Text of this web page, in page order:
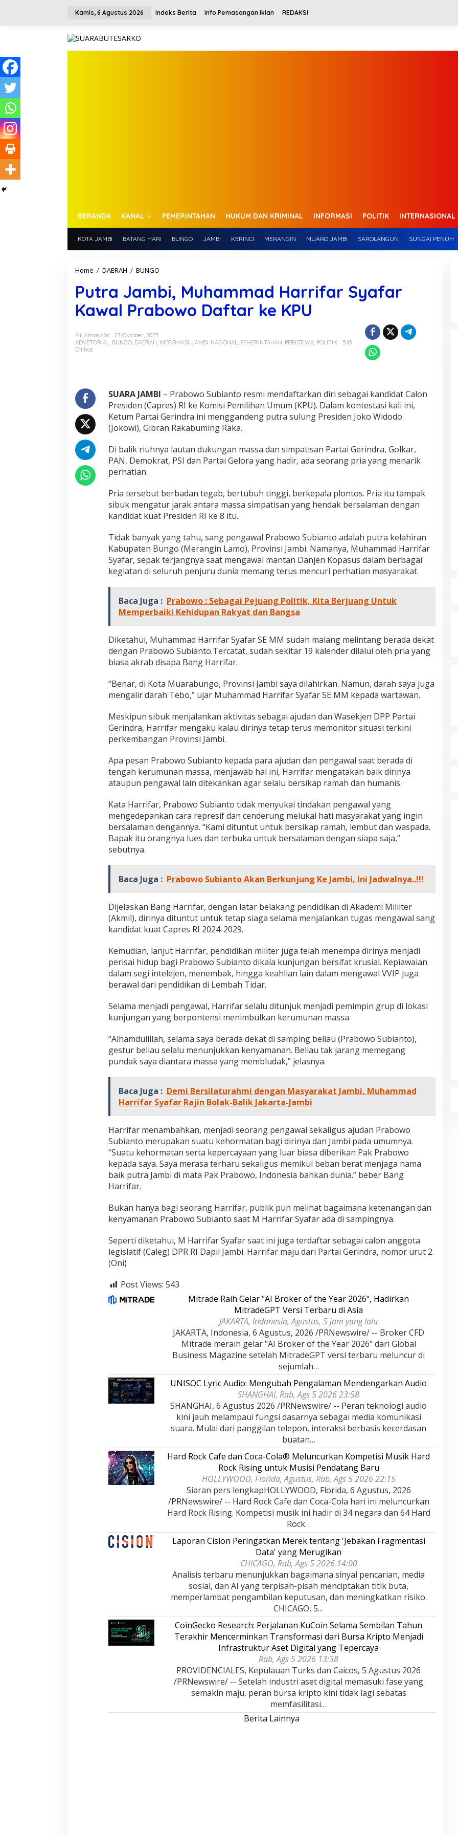
k
e
k
n
n
Kamis, 6 Agustus 2026 Indeks Berita Info Pemasangan Iklan REDAKSI
BERANDA KANAL PEMERINTAHAN HUKUM DAN KRIMINAL INFORMASI POLITIK INTERNASIONAL
KOTA JAMBI BATANG HARI BUNGO JAMBI KERINCI MERANGIN MUARO JAMBI SAROLANGUN SUNGAI PENUH
Home / DAERAH / BUNGO
t
r
a
J
b
h
a
m
m
a
a
r
f
r
S
a
f
a
r
K
a
l
a
b
o
w
D
a
a
r
k
K
U
Putra Jambi, Muhammad Harrifar Syafar
Kawal Prabowo Daftar ke KPU
Mr Azronisbs
27 Oktober, 2023
ADVETORIAL, BUNGO, DAERAH, INFORMASI, JAMBI, NASIONAL, PEMERINTAHAN, PERISTIWA, POLITIK
543
Dilihat
SUARA JAMBI – Prabowo Subianto resmi mendaftarkan diri sebagai kandidat Calon
Presiden (Capres) RI ke Komisi Pemilihan Umum (KPU). Dalam kontestasi kali ini,
Ketum Partai Gerindra ini menggandeng putra sulung Presiden Joko Widodo
(Jokowi), Gibran Rakabuming Raka.
Di balik riuhnya lautan dukungan massa dan simpatisan Partai Gerindra, Golkar,
PAN, Demokrat, PSI dan Partai Gelora yang hadir, ada seorang pria yang menarik
perhatian.
Pria tersebut berbadan tegab, bertubuh tinggi, berkepala plontos. Pria itu tampak
sibuk mengatur jarak antara massa simpatisan yang hendak bersalaman dengan
kandidat kuat Presiden RI ke 8 itu.
Tidak banyak yang tahu, sang pengawal Prabowo Subianto adalah putra kelahiran
Kabupaten Bungo (Merangin Lamo), Provinsi Jambi. Namanya, Muhammad Harrifar
Syafar, sepak terjangnya saat mengawal mantan Danjen Kopasus dalam berbagai
kegiatan di seluruh penjuru dunia memang terus mencuri perhatian masyarakat.
Baca Juga : Prabowo : Sebagai Pejuang Politik, Kita Berjuang Untuk
Memperbaiki Kehidupan Rakyat dan Bangsa
Diketahui, Muhammad Harrifar Syafar SE MM sudah malang melintang berada dekat
dengan Prabowo Subianto.Tercatat, sudah sekitar 19 kalender dilalui oleh pria yang
biasa akrab disapa Bang Harrifar.
“Benar, di Kota Muarabungo, Provinsi Jambi saya dilahirkan. Namun, darah saya juga
mengalir darah Tebo,” ujar Muhammad Harrifar Syafar SE MM kepada wartawan.
Meskipun sibuk menjalankan aktivitas sebagai ajudan dan Wasekjen DPP Partai
Gerindra, Harrifar mengaku kalau dirinya tetap terus memonitor situasi terkini
perkembangan Provinsi Jambi.
Apa pesan Prabowo Subianto kepada para ajudan dan pengawal saat berada di
tengah kerumunan massa, menjawab hal ini, Harrifar mengatakan baik dirinya
ataupun pengawal lain ditekankan agar selalu bersikap ramah dan humanis.
Kata Harrifar, Prabowo Subianto tidak menyukai tindakan pengawal yang
mengedepankan cara represif dan cenderung melukai hati masyarakat yang ingin
bersalaman dengannya. “Kami dituntut untuk bersikap ramah, lembut dan waspada.
Bapak itu orangnya lues dan terbuka untuk bersalaman dengan siapa saja,”
sebutnya.
Baca Juga : Prabowo Subianto Akan Berkunjung Ke Jambi, Ini Jadwalnya..!!!
Dijelaskan Bang Harrifar, dengan latar belakang pendidikan di Akademi Mililter
(Akmil), dirinya dituntut untuk tetap siaga selama menjalankan tugas mengawal sang
kandidat kuat Capres RI 2024-2029.
Kemudian, lanjut Harrifar, pendidikan militer juga telah menempa dirinya menjadi
perisai hidup bagi Prabowo Subianto dikala kunjungan bersifat krusial. Kepiawaian
dalam segi intelejen, menembak, hingga keahlian lain dalam mengawal VVIP juga
berawal dari pendidikan di Lembah Tidar.
Selama menjadi pengawal, Harrifar selalu ditunjuk menjadi pemimpin grup di lokasi
kunjungan yang berpontensi menimbulkan kerumunan massa.
“Alhamdulillah, selama saya berada dekat di samping beliau (Prabowo Subianto),
gestur beliau selalu menunjukkan kenyamanan. Beliau tak jarang memegang
pundak saya diantara massa yang membludak,” jelasnya.
Baca Juga : Demi Bersilaturahmi dengan Masyarakat Jambi, Muhammad
Harrifar Syafar Rajin Bolak-Balik Jakarta-Jambi
Harrifar menambahkan, menjadi seorang pengawal sekaligus ajudan Prabowo
Subianto merupakan suatu kehormatan bagi dirinya dan Jambi pada umumnya.
“Suatu kehormatan serta kepercayaan yang luar biasa diberikan Pak Prabowo
kepada saya. Saya merasa terharu sekaligus memikul beban berat menjaga nama
baik putra Jambi di mata Pak Prabowo, Indonesia bahkan dunia.” beber Bang
Harrifar.
Bukan hanya bagi seorang Harrifar, publik pun melihat bagaimana ketenangan dan
kenyamanan Prabowo Subianto saat M Harrifar Syafar ada di sampingnya.
Seperti diketahui, M Harrifar Syafar saat ini juga terdaftar sebagai calon anggota
legislatif (Caleg) DPR RI Dapil Jambi. Harrifar maju dari Partai Gerindra, nomor urut 2.
(Oni)
Post Views: 543
Mitrade Raih Gelar "AI Broker of the Year 2026", Hadirkan
MitradeGPT Versi Terbaru di Asia
JAKARTA, Indonesia, Agustus, 5 jam yang lalu
JAKARTA, Indonesia, 6 Agustus, 2026 /PRNewswire/ -- Broker CFD
Mitrade meraih gelar "AI Broker of the Year 2026" dari Global
Business Magazine setelah MitradeGPT versi terbaru meluncur di
sejumlah…
UNISOC Lyric Audio: Mengubah Pengalaman Mendengarkan Audio
SHANGHAI, Rab, Ags 5 2026 23:58
SHANGHAI, 6 Agustus 2026 /PRNewswire/ -- Peran teknologi audio
kini jauh melampaui fungsi dasarnya sebagai media komunikasi
suara. Mulai dari panggilan telepon, interaksi berbasis kecerdasan
buatan…
Hard Rock Cafe dan Coca-Cola® Meluncurkan Kompetisi Musik Hard
Rock Rising untuk Musisi Pendatang Baru
HOLLYWOOD, Florida, Agustus, Rab, Ags 5 2026 22:15
Siaran pers lengkapHOLLYWOOD, Florida, 6 Agustus, 2026
/PRNewswire/ -- Hard Rock Cafe dan Coca-Cola hari ini meluncurkan
Hard Rock Rising. Kompetisi musik ini hadir di 34 negara dan 64 Hard
Rock…
Laporan Cision Peringatkan Merek tentang 'Jebakan Fragmentasi
Data' yang Merugikan
CHICAGO, Rab, Ags 5 2026 14:00
Analisis terbaru menunjukkan bagaimana sinyal pencarian, media
sosial, dan AI yang terpisah-pisah menciptakan titik buta,
memperlambat pengambilan keputusan, dan meningkatkan risiko.
CHICAGO, 5…
CoinGecko Research: Perjalanan KuCoin Selama Sembilan Tahun
Terakhir Mencerminkan Transformasi dari Bursa Kripto Menjadi
Infrastruktur Aset Digital yang Tepercaya
Rab, Ags 5 2026 13:38
PROVIDENCIALES, Kepulauan Turks dan Caicos, 5 Agustus 2026
/PRNewswire/ -- Setelah industri aset digital memasuki fase yang
semakin maju, peran bursa kripto kini tidak lagi sebatas
memfasilitasi…
Berita Lainnya